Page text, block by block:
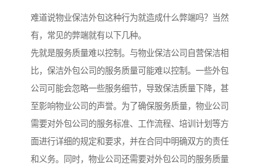
难道说物业保洁外包这种行为就造成什么弊端吗？当然
有，常见的弊端就有以下几种。
先就是服务质量难以控制。与物业保洁公司自营保洁相
比，保洁外包公司的服务质量可能难以控制。一些外包
公司可能会忽略一些服务细节，导致保洁质量下降，甚
至影响物业公司的声誉。为了确保服务质量，物业公司
需要对外包公司的服务标准、工作流程、培训计划等方
面进行详细的规定和要求，并在合同中明确双方的责任
和义务。同时，物业公司还需要对外包公司的服务质量